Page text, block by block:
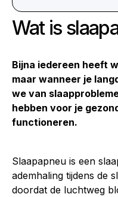
Wat is
Bijna iedereen heeft
maar wanneer je
we van
hebben voor je
functioneren.
Slaapapneu is een
ademhaling tijdens de
doordat de luchtweg